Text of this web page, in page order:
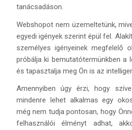
tanácsadáson.
Webshopot nem üzemeltetünk,
egyedi igények szerint épül fel.
személyes igényeinek megfelelő
próbálja ki bemutatótermünkben a
és tapasztalja meg Ön is az
Amennyiben úgy érzi, hogy
mindenre lehet alkalmas egy
még nem tudja pontosan, hogy
felhasználói élményt adhat,